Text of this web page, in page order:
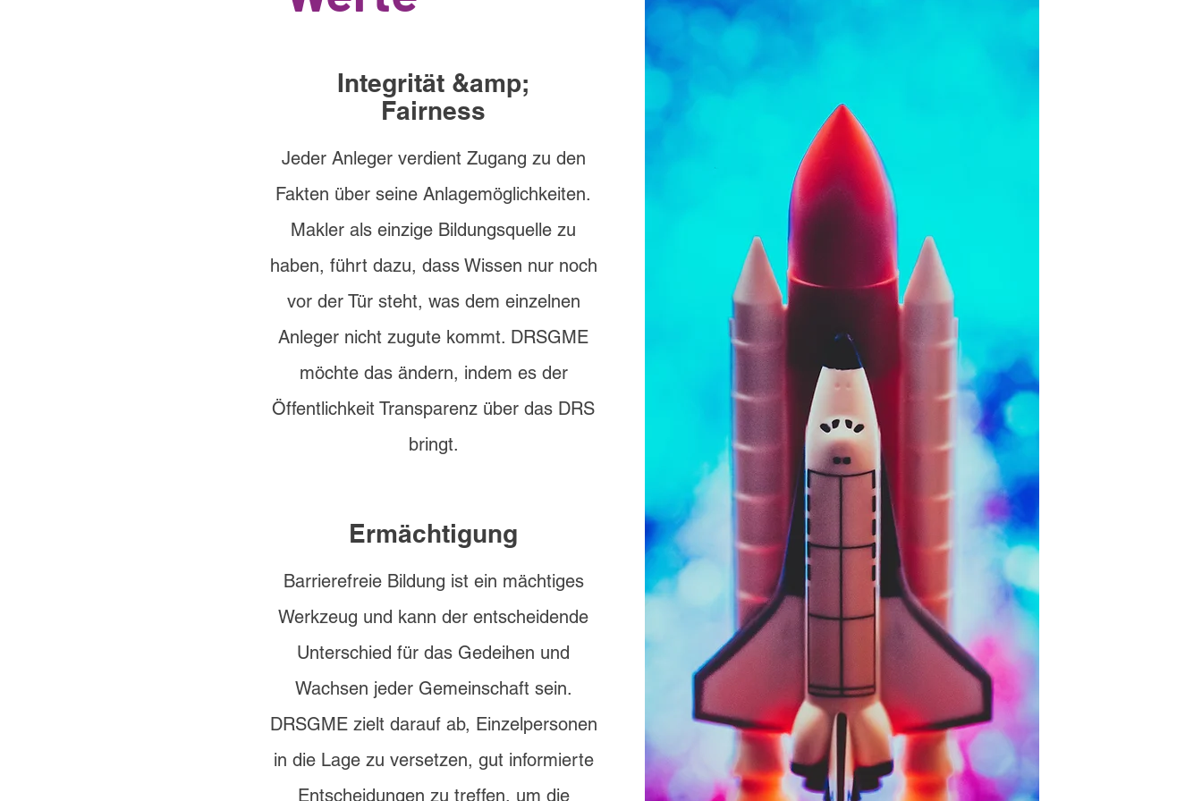
Integrität &amp;
Fairness
Jeder Anleger verdient Zugang zu den
Fakten über seine Anlagemöglichkeiten.
Makler als einzige Bildungsquelle zu
haben, führt dazu, dass Wissen nur noch
vor der Tür steht, was dem einzelnen
Anleger nicht zugute kommt. DRSGME
möchte das ändern, indem es der
Öffentlichkeit Transparenz über das DRS
bringt.
Ermächtigung
Barrierefreie Bildung ist ein mächtiges
Werkzeug und kann der entscheidende
Unterschied für das Gedeihen und
Wachsen jeder Gemeinschaft sein.
DRSGME zielt darauf ab, Einzelpersonen
in die Lage zu versetzen, gut informierte
Entscheidungen zu treffen, um die